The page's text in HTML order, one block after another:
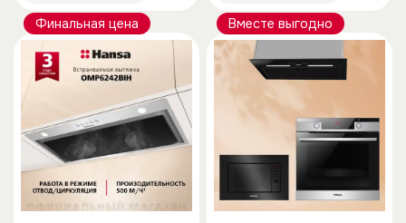
Финальная цена Вместе выгодно